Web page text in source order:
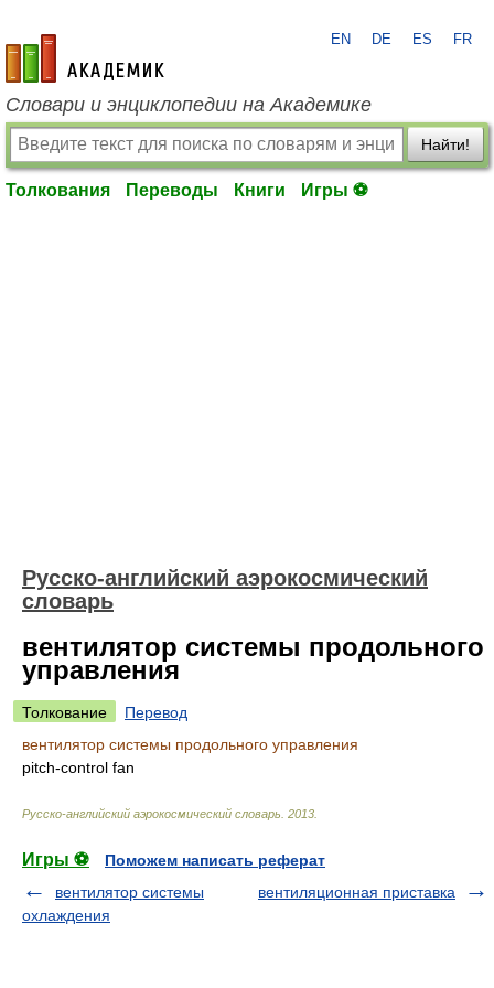
academic.ru
EN DE ES FR
Словари и энциклопедии на Академике
Найти!
Толкования Переводы Книги Игры ⚽
Русско-английский аэрокосмический
словарь
вентилятор системы продольного
управления
Толкование
Перевод
вентилятор системы продольного управления
pitch-control fan
Русско-английский аэрокосмический словарь 2013
Игры ⚽
Поможем написать реферат
вентилятор системы
охлаждения
вентиляционная приставка